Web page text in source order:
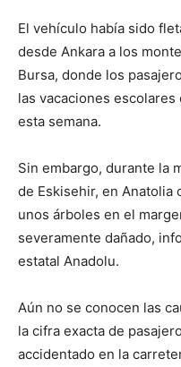
El vehículo había sido
desde Ankara a los
Bursa, donde los
las vacaciones
esta semana.
Sin embargo, durante la
de Eskisehir, en Anatolia
unos árboles en el
severamente dañado,
estatal Anadolu.
Aún no se conocen las
la cifra exacta de
accidentado en la